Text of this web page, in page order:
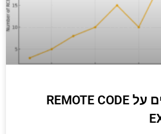
הסבר למתחילים על REMOTE CODE